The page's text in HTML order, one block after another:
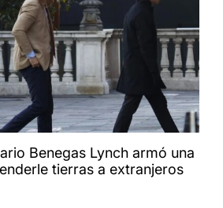
Benegas Lynch armó una
tierras a extranjeros